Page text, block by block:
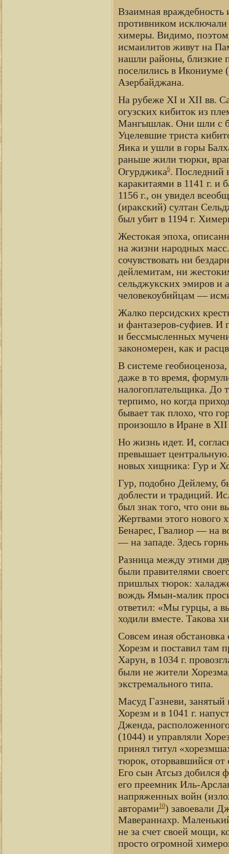
Взаимная враждебность
противником исключали
химеры. Видимо,
исмаилитов живут на
нашли районы, близкие
поселились в Икониуме
Азербайджана.
На рубеже XI и XII вв.
огузских кибиток из
Мангышлак. Они шли с
Уцелевшие триста
Яика и ушли в горы
раньше жили тюрки,
Огурджика6. Последний
каракитаями в 1141 г. и
1156 г., он увидел
(иракский) султан
был убит в 1194 г.
Жестокая эпоха,
на жизни народных
сочувствовать ни
дейлемитам, ни
сельджукских эмиров и
человекоубийцам —
Жалко персидских
и фантазеров-суфиев. И
и бессмысленных
закономерен, как и
В системе
даже в то время,
налогоплательщика. До
терпимо, но когда
бывает так плохо, что
произошло в Иране в XII
Но жизнь идет. И,
превышает
новых хищника: Гур и
Гур, подобно Дейлему,
доблести и традиций.
был знак того, что они
Жертвами этого нового
Бенарес, Гвалиор — на
— на западе. Здесь
Разница между этими
были правителями
пришлых тюрок:
вождь Ямын-малик
ответил: «Мы гурцы, а
ходили вместе. Такова
Совсем иная
Хорезм и поставил там
Харун, в 1034 г.
были не жители
экстремального типа.
Масуд Газневи,
Хорезм и в 1041 г.
Дженда,
(1044) и управляли
принял титул
тюрок, оторвавшийся от
Его сын Атсыз добился
его преемник Иль-
напряженных войн
авторами10) завоевали
Мавераннахр.
не за счет своей мощи,
просто огромной